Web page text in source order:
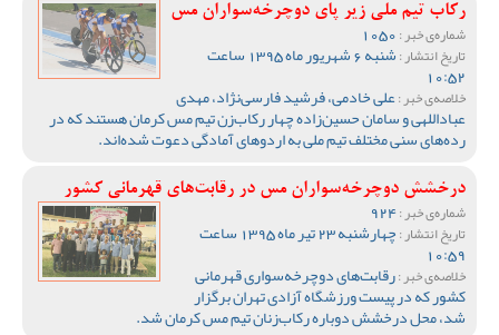
رکاب تیم ملی زیر پای دوچرخه‌سواران مس
شماره‌ی خبر :
تاریخ انتشار : شنبه 6 شهریور ماه 1395 ساعت
10:52
خلاصه‌ی خبر :علی خادمی، فرشید فارسی‌نژاد، مهدی
عباداللهی و سامان حسین‌زاده چهار رکاب‌زن تیم مس کرمان هستند که در
رده‌های سنی مختلف تیم ملی به اردوهای آمادگی دعوت شده‌اند.
درخشش دوچرخه‌سواران مس در رقابت‌های قهرمانی کشور
شماره‌ی خبر :
تاریخ انتشار : چهارشنبه 23 تیر ماه 1395 ساعت
10:59
خلاصه‌ی خبر :رقابت‌های دوچرخه‌سواری قهرمانی
کشور که در پیست ورزشگاه آزادی تهران برگزار
شد، محل درخشش دوباره رکاب‌زنان تیم مس کرمان شد.